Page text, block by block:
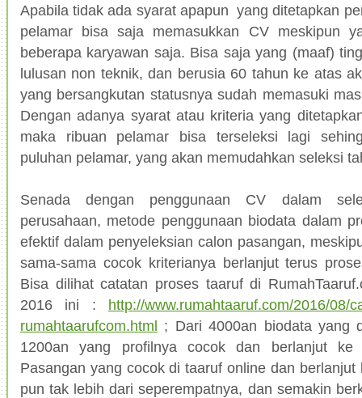
Apabila tidak ada syarat apapun yang ditetapkan
pelamar bisa saja memasukkan CV meskipun
beberapa karyawan saja. Bisa saja yang (maaf)
lulusan non teknik, dan berusia 60 tahun ke atas
yang bersangkutan statusnya sudah memasuki
Dengan adanya syarat atau kriteria yang
maka ribuan pelamar bisa terseleksi lagi
puluhan pelamar, yang akan memudahkan seleksi
Senada dengan penggunaan CV dalam
perusahaan, metode penggunaan biodata dalam
efektif dalam penyeleksian calon pasangan,
sama-sama cocok kriterianya berlanjut terus
Bisa dilihat catatan proses taaruf di
2016 ini : http://www.rumahtaaruf.com/2016/08/
rumahtaarufcom.html ; Dari 4000an biodata yang
1200an yang profilnya cocok dan berlanjut ke
Pasangan yang cocok di taaruf online dan
pun tak lebih dari seperempatnya, dan semakin